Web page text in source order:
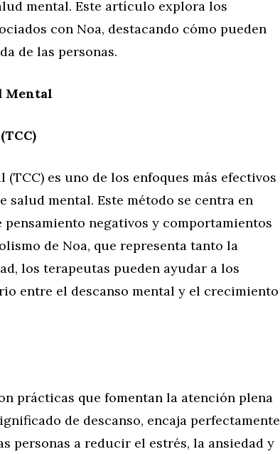
mental. Este artículo explora los
con Noa, destacando cómo pueden
de las personas.
Mental
es uno de los enfoques más efectivos
salud mental. Este método se centra en
negativos y comportamientos
de Noa, que representa tanto la
los terapeutas pueden ayudar a los
entre el descanso mental y el crecimiento
prácticas que fomentan la atención plena
de descanso, encaja perfectamente
personas a reducir el estrés, la ansiedad y